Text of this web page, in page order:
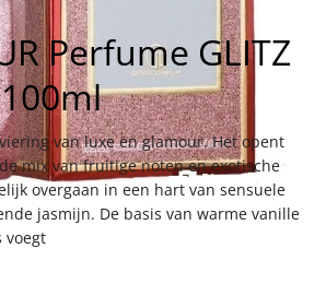
Perfume GLITZ
viering van luxe en glamour. Het opent
mix van fruitige noten en exotische
overgaan in een hart van sensuele
jasmijn. De basis van warme vanille
voegt